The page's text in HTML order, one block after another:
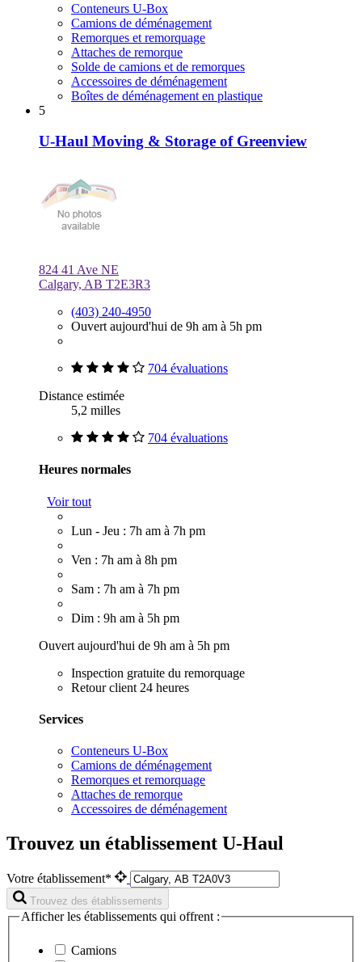
Conteneurs U-Box
Camions de déménagement
Remorques et remorquage
Attaches de remorque
Solde de camions et de remorques
Accessoires de déménagement
Boîtes de déménagement en plastique
5
U-Haul Moving & Storage of Greenview
824 41 Ave NE
Calgary, AB T2E3R3
(403) 240-4950
Ouvert aujourd'hui de 9h am à 5h pm
704 évaluations
Distance estimée
5,2 milles
704 évaluations
Heures normales
Voir tout
Lun - Jeu : 7h am à 7h pm
Ven : 7h am à 8h pm
Sam : 7h am à 7h pm
Dim : 9h am à 5h pm
Ouvert aujourd'hui de 9h am à 5h pm
Inspection gratuite du remorquage
Retour client 24 heures
Services
Conteneurs U-Box
Camions de déménagement
Remorques et remorquage
Attaches de remorque
Accessoires de déménagement
Trouvez un établissement U-Haul
Votre établissement*
Trouvez des établissements
Afficher les établissements qui offrent :
Camions